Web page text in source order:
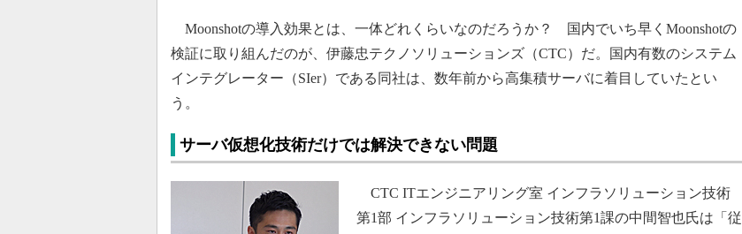
Moonshotの導入効果とは、一体どれくらいなのだろうか？ 国内でいち早くMoonshotの
検証に取り組んだのが、伊藤忠テクノソリューションズ（CTC）だ。国内有数のシステム
インテグレーター（SIer）である同社は、数年前から高集積サーバに着目していたとい
う。
サーバ仮想化技術だけでは解決できない問題
CTC ITエンジニアリング室 インフラソリューション技術
第1部 インフラソリューション技術第1課の中間智也氏は「従